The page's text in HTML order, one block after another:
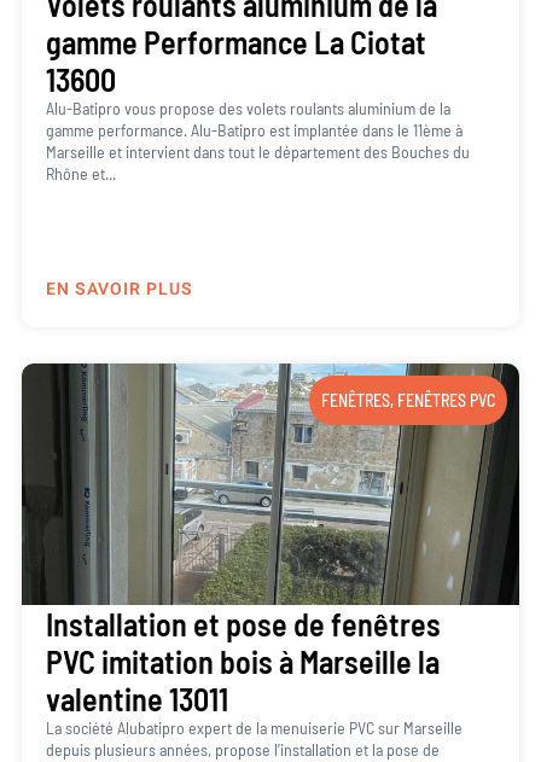
gamme Performance La Ciotat
13600
Alu-Batipro vous propose des volets roulants aluminium de la
gamme performance. Alu-Batipro est implantée dans le 11ème à
Marseille et intervient dans tout le département des Bouches du
Rhône et...
EN SAVOIR PLUS
FENÊTRES, FENÊTRES PVC
Installation et pose de fenêtres
PVC imitation bois à Marseille la
valentine 13011
La société Alubatipro expert de la menuiserie PVC sur Marseille
depuis plusieurs années, propose l’installation et la pose de